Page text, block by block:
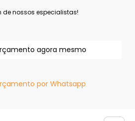
de nossos especialistas!
agora mesmo
por Whatsapp